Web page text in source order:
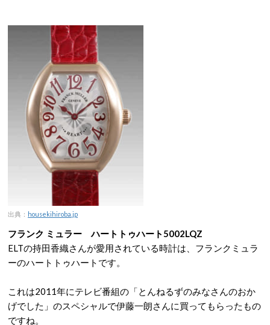
出典： housekihiroba.jp
フランク ミュラー ハートトゥハート5002LQZ
ELTの持田香織さんが愛用されている時計は、フランクミュラ
ーのハートトゥハートです。
これは2011年にテレビ番組の「とんねるずのみなさんのおか
げでした」のスペシャルで伊藤一朗さんに買ってもらったもの
ですね。